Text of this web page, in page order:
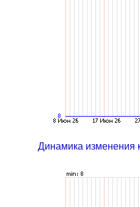
Динамика изменения